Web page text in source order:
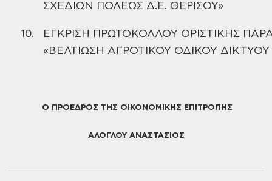
ΣΧΕΔΙΩΝ ΠΟΛΕΩΣ Δ.Ε. ΘΕΡΙΣΟΥ»
10.
ΕΓΚΡΙΣΗ ΠΡΩΤΟΚΟΛΛΟΥ ΟΡΙΣΤΙΚΗΣ
«ΒΕΛΤΙΩΣΗ ΑΓΡΟΤΙΚΟΥ ΟΔΙΚΟΥ ΔΙΚΤΥΟΥ
Ο ΠΡΟΕΔΡΟΣ ΤΗΣ ΟΙΚΟΝΟΜΙΚΗΣ ΕΠΙΤΡΟΠΗΣ
ΑΛΟΓΛΟΥ ΑΝΑΣΤΑΣΙΟΣ